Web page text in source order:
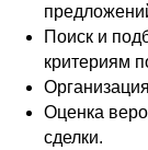
Поиск и
критериям
Оценка
сделки.